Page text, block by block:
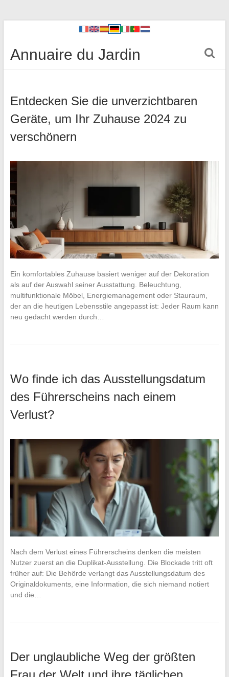
Annuaire du Jardin
Entdecken Sie die unverzichtbaren
Geräte, um Ihr Zuhause 2024 zu
verschönern
Ein komfortables Zuhause basiert weniger auf der Dekoration
als auf der Auswahl seiner Ausstattung. Beleuchtung,
multifunktionale Möbel, Energiemanagement oder Stauraum,
der an die heutigen Lebensstile angepasst ist: Jeder Raum kann
neu gedacht werden durch…
Wo finde ich das Ausstellungsdatum
des Führerscheins nach einem
Verlust?
Nach dem Verlust eines Führerscheins denken die meisten
Nutzer zuerst an die Duplikat-Ausstellung. Die Blockade tritt oft
früher auf: Die Behörde verlangt das Ausstellungsdatum des
Originaldokuments, eine Information, die sich niemand notiert
und die…
Der unglaubliche Weg der größten